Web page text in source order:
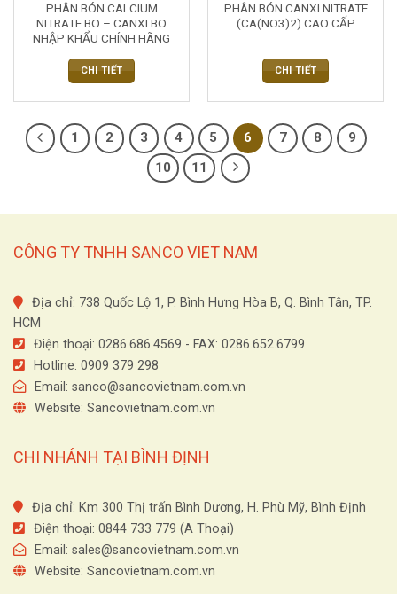
PHÂN BÓN CALCIUM
NITRATE BO – CANXI BO
NHẬP KHẨU CHÍNH HÃNG
CHI TIẾT
PHÂN BÓN CANXI NITRATE
(CA(NO3)2) CAO CẤP
CHI TIẾT
1 2 3 4 5 6 7 8
9
10
11
CÔNG TY TNHH SANCO VIET NAM
Địa chỉ: 738 Quốc Lộ 1, P. Bình Hưng Hòa B, Q. Bình Tân, TP.
HCM
Điện thoại: 0286.686.4569 - FAX: 0286.652.6799
Hotline: 0909 379 298
Email: sanco@sancovietnam.com.vn
Website: Sancovietnam.com.vn
CHI NHÁNH TẠI BÌNH ĐỊNH
Địa chỉ: Km 300 Thị trấn Bình Dương, H. Phù Mỹ, Bình Định
Điện thoại: 0844 733 779 (A Thoại)
Email: sales@sancovietnam.com.vn
Website: Sancovietnam.com.vn